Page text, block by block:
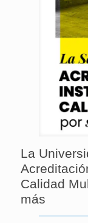
La
Calidad
más